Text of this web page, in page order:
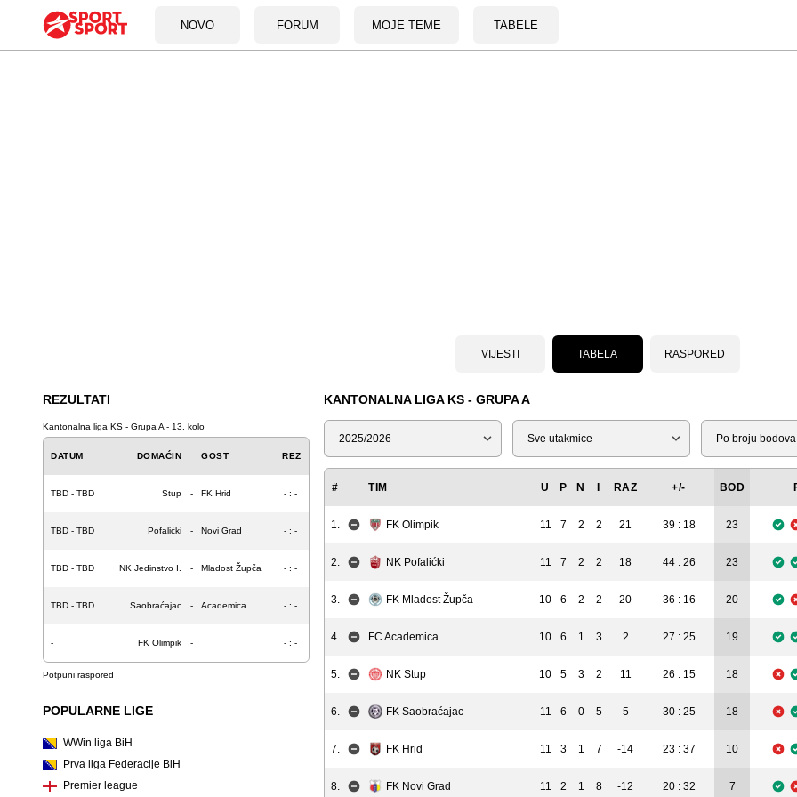
NOVO FORUM MOJE TEME TABELE
VIJESTI TABELA RASPORED
REZULTATI
Kantonalna liga KS - Grupa A - 13. kolo
DATUM DOMAĆIN GOST REZ
TBD - TBD Stup - FK Hrid - : -
TBD - TBD Pofalićki - Novi Grad - : -
TBD - TBD NK Jedinstvo I. - Mladost Župča - : -
TBD - TBD Saobraćajac - Academica - : -
- FK Olimpik - - : -
Potpuni raspored
POPULARNE LIGE
WWin liga BiH
Prva liga Federacije BiH
Premier league
KANTONALNA LIGA KS - GRUPA A
Sezona Tip Liga
# TIM U P N RAZ +/- BOD
1. FK Olimpik 11 7 2 2 21 39 : 18 23
2. NK Pofalićki 11 7 2 2 18 44 : 26 23
3. FK Mladost Župča 10 6 2 2 20 36 : 16 20
4. FC Academica 10 6 1 3 2 27 : 25 19
5. NK Stup 10 5 3 2 11 26 : 15 18
6. FK Saobraćajac 11 6 0 5 5 30 : 25 18
7. FK Hrid 11 3 1 7 -14 23 : 37 10
8. FK Novi Grad 11 2 1 8 -12 20 : 32 7